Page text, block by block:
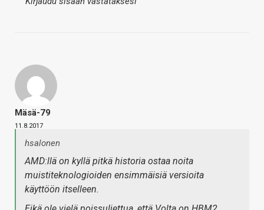
Mäsä-79
11.8.2017
hsalonen
AMD:llä on kyllä pitkä historia ostaa noita
muistiteknologioiden ensimmäisiä versioita
käyttöön itselleen.